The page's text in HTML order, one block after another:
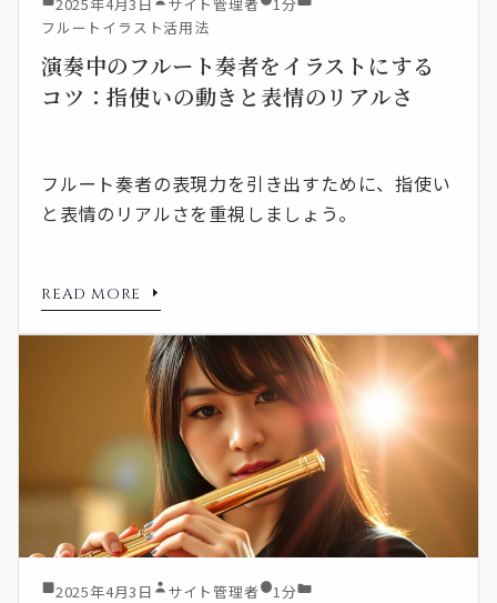
フルートイラスト活用法
演奏中のフルート奏者をイラストにする
コツ：指使いの動きと表情のリアルさ
フルート奏者の表現力を引き出すために、指使い
と表情のリアルさを重視しましょう。
READ MORE
2025年4月3日 サイト管理者
1分